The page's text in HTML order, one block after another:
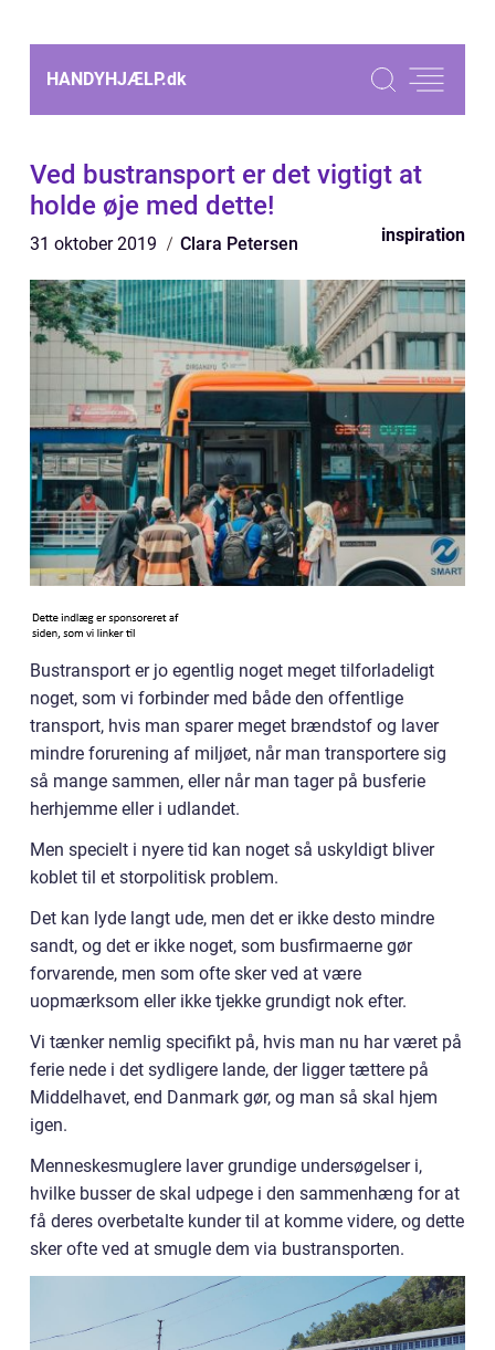
HANDYHJÆLP.dk
Ved bustransport er det vigtigt at
holde øje med dette!
31 oktober 2019 Clara Petersen inspiration
Bustransport er jo egentlig noget meget tilforladeligt
noget, som vi forbinder med både den offentlige
transport, hvis man sparer meget brændstof og laver
mindre forurening af miljøet, når man transportere sig
så mange sammen, eller når man tager på busferie
herhjemme eller i udlandet.
Men specielt i nyere tid kan noget så uskyldigt bliver
koblet til et storpolitisk problem.
Det kan lyde langt ude, men det er ikke desto mindre
sandt, og det er ikke noget, som busfirmaerne gør
forvarende, men som ofte sker ved at være
uopmærksom eller ikke tjekke grundigt nok efter.
Vi tænker nemlig specifikt på, hvis man nu har været på
ferie nede i det sydligere lande, der ligger tættere på
Middelhavet, end Danmark gør, og man så skal hjem
igen.
Menneskesmuglere laver grundige undersøgelser i,
hvilke busser de skal udpege i den sammenhæng for at
få deres overbetalte kunder til at komme videre, og dette
sker ofte ved at smugle dem via bustransporten.